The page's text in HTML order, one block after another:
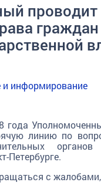
и информирование
года
линию по
Петербурге.
с